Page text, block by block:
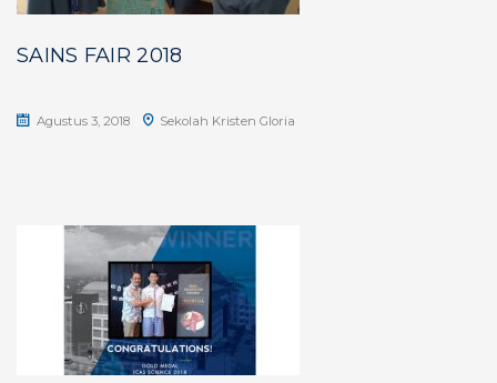
SAINS FAIR 2018
Agustus 3, 2018 Sekolah Kristen Gloria